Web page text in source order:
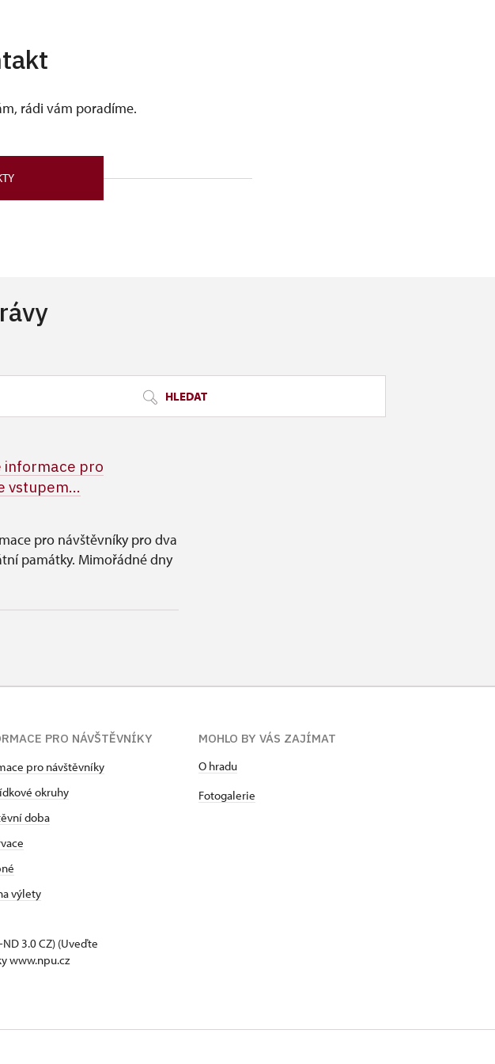
rádi vám poradíme.
HLEDAT
informace pro
vstupem...
pro návštěvníky pro dva
památky. Mimořádné dny
PRO NÁVŠTĚVNÍKY
pro návštěvníky
okruhy
doba
výlety
MOHLO BY VÁS ZAJÍMAT
O hradu
Fotogalerie
ND 3.0 CZ) (Uveďte
www.npu.cz